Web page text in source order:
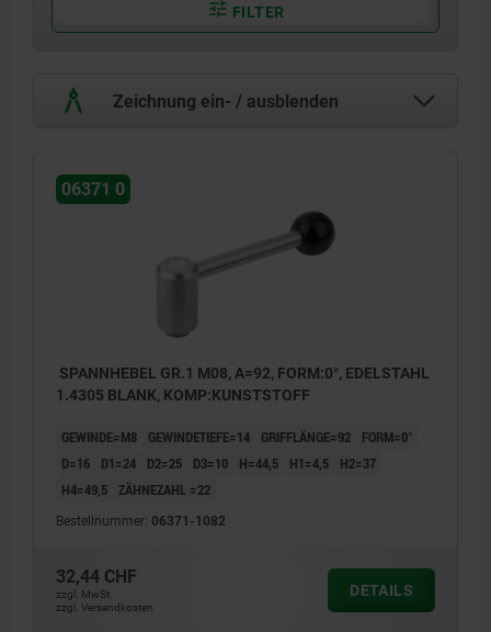
FILTER
Zeichnung ein- / ausblenden
06371 0
SPANNHEBEL GR.1 M08, A=92, FORM:0°, EDELSTAHL
1.4305 BLANK, KOMP:KUNSTSTOFF
GEWINDE=M8 GEWINDETIEFE=14 GRIFFLÄNGE=92
FORM=0°
D=16
D1=24 D2=25 D3=10 H=44,5 H1=4,5
H2=37
H4=49,5 ZÄHNEZAHL =22
Bestellnummer: 06371-1082
32,44 CHF
zzgl. MwSt.
zzgl. Versandkosten
DETAILS